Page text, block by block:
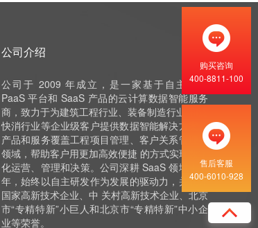
公司介绍
公司于 2009 年成立，是一家基于自主研发
PaaS 平台和 SaaS 产品的云计算数据智能服务
商，致力于为建筑工程行业、装备制造行业 和泛
快消行业等企业级客户提供数据智能解决方案，
产品和服务覆盖工程项目管理、客户关系管理等
领域，帮助客户用更加高效便捷 的方式实现数字
化运营、管理和决策。公司深耕 SaaS 领域十余
年，始终以自主研发作为发展的驱动力，并获评
国家高新技术企业、中 关村高新技术企业、北京
市“专精特新”小巨人和北京市“专精特新”中小企
业等荣誉。
购买咨询
400-8811-100
售后客服
400-6010-928